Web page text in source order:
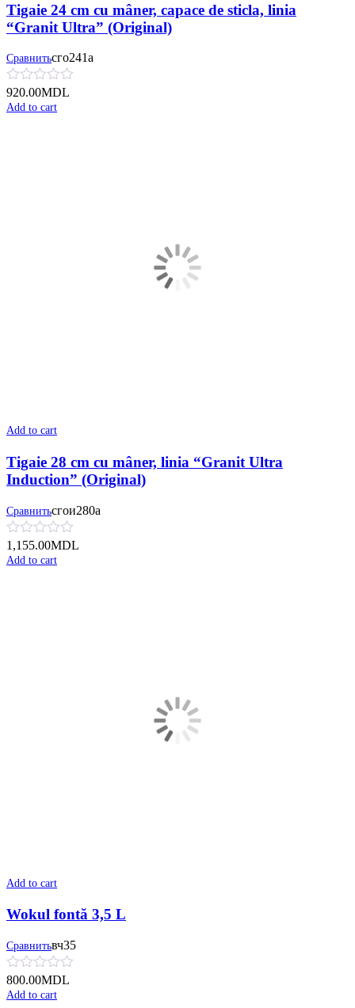
Tigaie 24 cm cu mâner, сapace de sticla, linia
“Granit Ultra” (Original)
Сравнитьсго241а
920.00MDL
Add to cart
Add to cart
Tigaie 28 cm cu mâner, linia “Granit Ultra
Induction” (Original)
Сравнитьсгои280а
1,155.00MDL
Add to cart
Add to cart
Wokul fontă 3,5 L
Сравнитьвч35
800.00MDL
Add to cart